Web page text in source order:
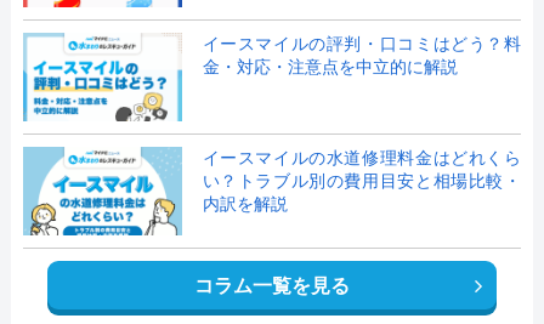
イースマイルの評判・口コミはどう？料
金・対応・注意点を中立的に解説
イースマイルの水道修理料金はどれくら
い？トラブル別の費用目安と相場比較・
内訳を解説
コラム一覧を見る